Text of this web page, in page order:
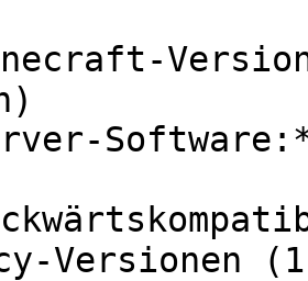
Versionen